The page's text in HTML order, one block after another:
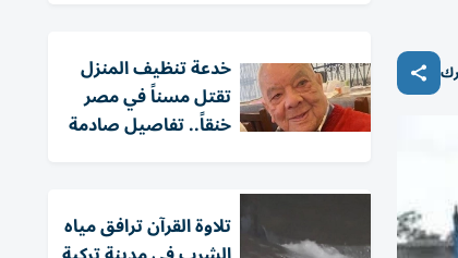
خدعة تنظيف المنزل
تقتل مسناً في مصر
خنقاً.. تفاصيل صادمة
تلاوة القرآن ترافق مياه